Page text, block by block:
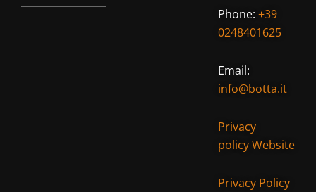
Phone: +39
0248401625
Email:
info@botta.it
Privacy
policy Website
Privacy Policy